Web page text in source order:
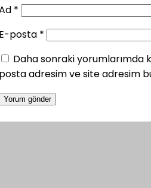
*
posta *
Daha sonraki yorumlarımda
adresim ve site adresim